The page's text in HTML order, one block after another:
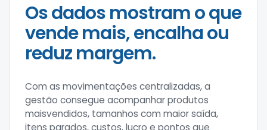
Os dados mostram o que
vende mais, encalha ou
reduz margem.
Com as movimentações centralizadas, a
gestão consegue acompanhar produtos
maisvendidos, tamanhos com maior saída,
itens parados, custos, lucro e pontos que